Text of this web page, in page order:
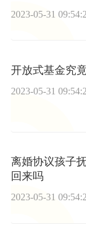
2023-05-31
开放式基金究
2023-05-31
离婚协议孩子
回来吗
2023-05-31